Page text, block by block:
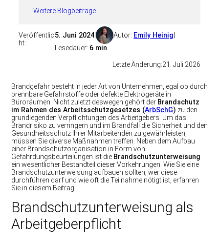
Weitere Blogbeiträge
Veröffentlic
ht:
5. Juni 2024| Autor: Emily Heinig
Lesedauer: 6 min
Letzte Änderung:21. Juli 2026
Brandgefahr besteht in jeder Art von Unternehmen, egal ob durch
brennbare Gefahrstoffe oder defekte Elektrogeräte in
Büroräumen. Nicht zuletzt deswegen gehört der Brandschutz
im Rahmen des Arbeitsschutzgesetzes (ArbSchG) zu den
grundlegenden Verpflichtungen des Arbeitgebers. Um das
Brandrisiko zu verringern und im Brandfall die Sicherheit und den
Gesundheitsschutz Ihrer Mitarbeitenden zu gewährleisten,
müssen Sie diverse Maßnahmen treffen. Neben dem Aufbau
einer Brandschutzorganisation in Form von
Gefährdungsbeurteilungen ist die Brandschutzunterweisung
ein wesentlicher Bestandteil dieser Vorkehrungen. Wie Sie eine
Brandschutzunterweisung aufbauen sollten, wer diese
durchführen darf und wie oft die Teilnahme nötigt ist, erfahren
Sie in diesem Beitrag.
Brandschutzunterweisung als
Arbeitgeberpflicht